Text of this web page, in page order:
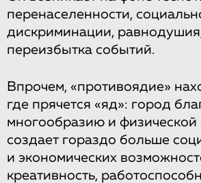
перенаселенности,
дискриминации,
переизбытка событий.
Впрочем, «противоядие»
где прячется «яд»: город
многообразию и физической
создает гораздо больше
и экономических
креативность,